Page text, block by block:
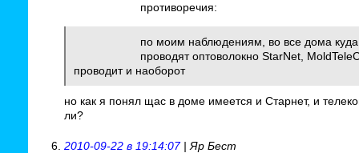
противоречия:
по моим наблюдениям, во все дома куда
проводят оптоволокно StarNet,
проводит и наоборот
но как я понял щас в доме имеется и Старнет, и
ли?
2010-09-22 в 19:14:07| Яр Бест